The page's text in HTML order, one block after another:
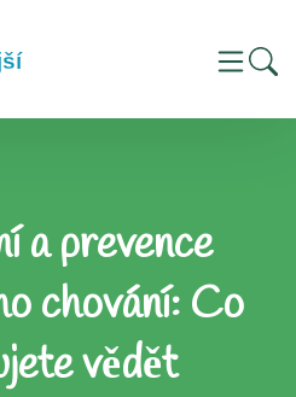
a prevence
chování: Co
vědět